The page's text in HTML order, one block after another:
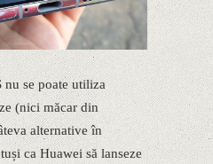
nu se poate utiliza
(nici măcar din
alternative în
ca Huawei să lanseze